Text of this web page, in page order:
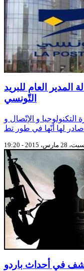
المدير العام للبريد
التّونسي
السبت 28 مارس 2015 وزارة التكنولوجيا و الإتّصال و
مارس، 2015 - 19:20
في أحداث باردو